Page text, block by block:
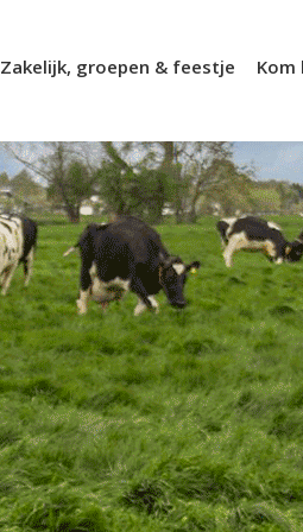
Zakelijk, groepen & feestje Kom